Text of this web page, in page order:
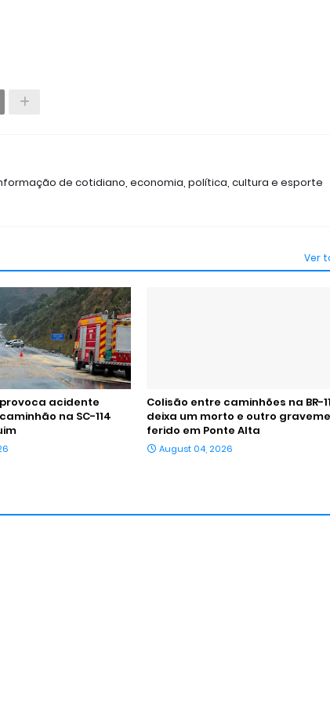
de cotidiano, economia, política, cultura e esporte
Ver
acidente
na SC-114
Colisão entre caminhões na BR-
deixa um morto e outro
ferido em Ponte Alta
August 04, 2026